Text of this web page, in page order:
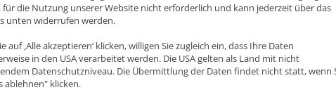
products
für die Nutzung unserer Website nicht erforderlich und kann jederzeit über das
unten widerrufen werden.
auf ‚Alle akzeptieren‘ klicken, willigen Sie zugleich ein, dass Ihre Daten
in den USA verarbeitet werden. Die USA gelten als Land mit nicht
Datenschutzniveau. Die Übermittlung der Daten findet nicht statt, wenn
ablehnen" klicken.